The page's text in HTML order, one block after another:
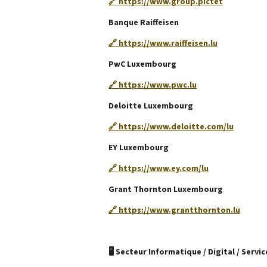
Banque Raiffeisen
🔗 https://www.raiffeisen.lu
PwC Luxembourg
🔗 https://www.pwc.lu
Deloitte Luxembourg
🔗 https://www.deloitte.com/lu
EY Luxembourg
🔗 https://www.ey.com/lu
Grant Thornton Luxembourg
🔗 https://www.grantthornton.lu
🖥️ Secteur Informatique / Digital /